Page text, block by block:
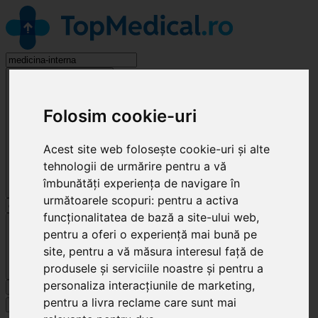
Folosim cookie-uri
Acest site web folosește cookie-uri și alte
tehnologii de urmărire pentru a vă
îmbunătăți experiența de navigare în
următoarele scopuri: pentru a activa
funcționalitatea de bază a site-ului web,
pentru a oferi o experiență mai bună pe
site, pentru a vă măsura interesul față de
produsele și serviciile noastre și pentru a
personaliza interacțiunile de marketing,
pentru a livra reclame care sunt mai
Cluj-Napoca
Specialități